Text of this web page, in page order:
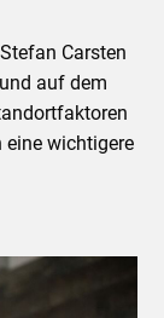
Carsten
auf dem
eine wichtigere